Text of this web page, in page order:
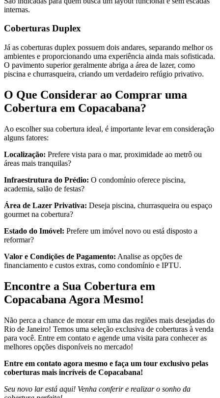
internas.
Coberturas Duplex
Já as coberturas duplex possuem dois andares, separando melhor os
ambientes e proporcionando uma experiência ainda mais sofisticada.
O pavimento superior geralmente abriga a área de lazer, como
piscina e churrasqueira, criando um verdadeiro refúgio privativo.
O Que Considerar ao Comprar uma
Cobertura em Copacabana?
Ao escolher sua cobertura ideal, é importante levar em consideração
alguns fatores:
Localização: Prefere vista para o mar, proximidade ao metrô ou
áreas mais tranquilas?
Infraestrutura do Prédio: O condomínio oferece piscina,
academia, salão de festas?
Área de Lazer Privativa: Deseja piscina, churrasqueira ou espaço
gourmet na cobertura?
Estado do Imóvel: Prefere um imóvel novo ou está disposto a
reformar?
Valor e Condições de Pagamento: Analise as opções de
financiamento e custos extras, como condomínio e IPTU.
Encontre a Sua Cobertura em
Copacabana Agora Mesmo!
Não perca a chance de morar em uma das regiões mais desejadas do
Rio de Janeiro! Temos uma seleção exclusiva de coberturas à venda
para você. Entre em contato e agende uma visita para conhecer as
melhores opções disponíveis no mercado!
Entre em contato agora mesmo e faça um tour exclusivo pelas
coberturas mais incríveis de Copacabana!
Seu novo lar está aqui! Venha conferir e realizar o sonho da